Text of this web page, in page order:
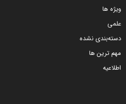
ویژه ها
علمی
دسته‌بندی نشده
مهم ترین ها
اطلاعیه